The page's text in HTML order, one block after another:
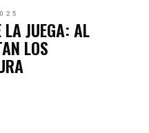
LA JUEGA: AL
LOS